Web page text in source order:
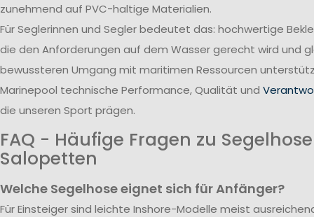
zunehmend auf PVC-haltige Materialien.
Für Seglerinnen und Segler bedeutet das: hochwertige
die den Anforderungen auf dem Wasser gerecht wird und
bewussteren Umgang mit maritimen Ressourcen
Marinepool technische Performance, Qualität und
die unseren Sport prägen.
FAQ - Häufige Fragen zu
Salopetten
Welche Segelhose eignet sich für Anfänger?
Für Einsteiger sind leichte Inshore-Modelle meist